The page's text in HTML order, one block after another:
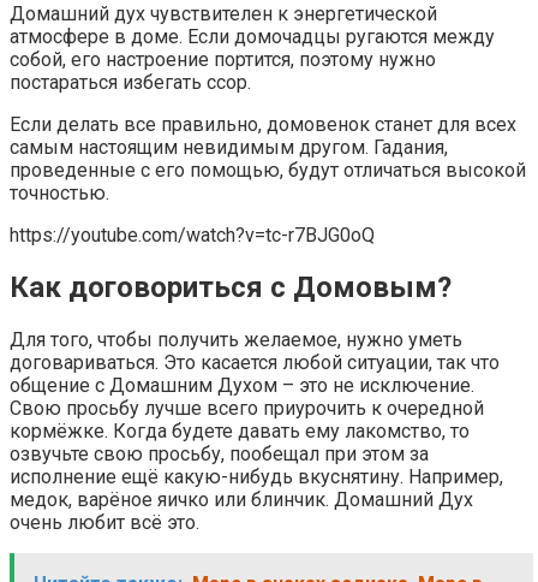
Домашний дух чувствителен к энергетической
атмосфере в доме. Если домочадцы ругаются между
собой, его настроение портится, поэтому нужно
постараться избегать ссор.
Если делать все правильно, домовенок станет для всех
самым настоящим невидимым другом. Гадания,
проведенные с его помощью, будут отличаться высокой
точностью.
https://youtube.com/watch?v=tc-r7BJG0oQ
Как договориться с Домовым?
Для того, чтобы получить желаемое, нужно уметь
договариваться. Это касается любой ситуации, так что
общение с Домашним Духом – это не исключение.
Свою просьбу лучше всего приурочить к очередной
кормёжке. Когда будете давать ему лакомство, то
озвучьте свою просьбу, пообещал при этом за
исполнение ещё какую-нибудь вкуснятину. Например,
медок, варёное яичко или блинчик. Домашний Дух
очень любит всё это.